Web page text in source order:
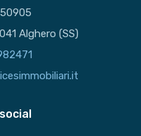
Alghero (SS)